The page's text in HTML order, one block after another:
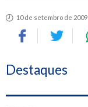
10 de setembro de 2009
Destaques